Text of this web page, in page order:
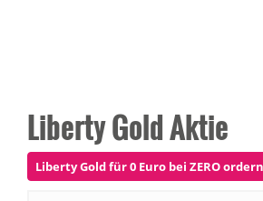
Liberty Gold Aktie
Liberty Gold für 0 Euro bei ZERO